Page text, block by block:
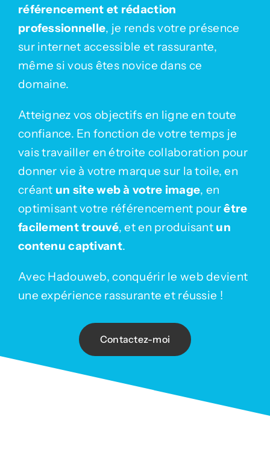
référencement et rédaction
professionnelle, je rends votre présence
sur internet accessible et rassurante,
même si vous êtes novice dans ce
domaine.
Atteignez vos objectifs en ligne en toute
confiance. En fonction de votre temps je
vais travailler en étroite collaboration pour
donner vie à votre marque sur la toile, en
créant un site web à votre image, en
optimisant votre référencement pourêtre
facilement trouvé, et en produisant un
contenu captivant.
Avec Hadouweb, conquérir le web devient
une expérience rassurante et réussie !
Contactez-moi